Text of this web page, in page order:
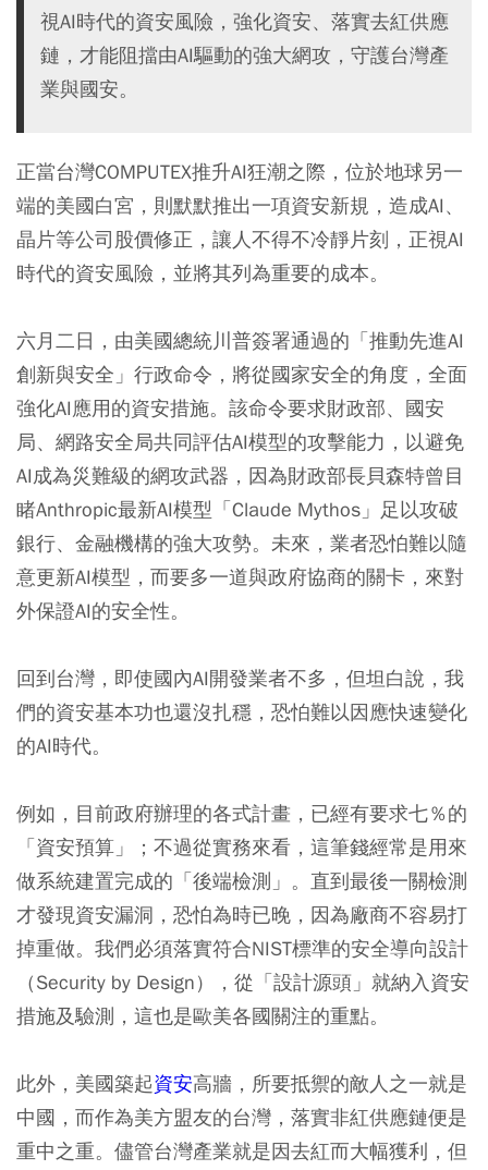
視AI時代的資安風險，強化資安、落實去紅供應
鏈，才能阻擋由AI驅動的強大網攻，守護台灣產
業與國安。
正當台灣COMPUTEX推升AI狂潮之際，位於地球另一
端的美國白宮，則默默推出一項資安新規，造成AI、
晶片等公司股價修正，讓人不得不冷靜片刻，正視AI
時代的資安風險，並將其列為重要的成本。
六月二日，由美國總統川普簽署通過的「推動先進AI
創新與安全」行政命令，將從國家安全的角度，全面
強化AI應用的資安措施。該命令要求財政部、國安
局、網路安全局共同評估AI模型的攻擊能力，以避免
AI成為災難級的網攻武器，因為財政部長貝森特曾目
睹Anthropic最新AI模型「Claude Mythos」足以攻破
銀行、金融機構的強大攻勢。未來，業者恐怕難以隨
意更新AI模型，而要多一道與政府協商的關卡，來對
外保證AI的安全性。
回到台灣，即使國內AI開發業者不多，但坦白說，我
們的資安基本功也還沒扎穩，恐怕難以因應快速變化
的AI時代。
例如，目前政府辦理的各式計畫，已經有要求七％的
「資安預算」；不過從實務來看，這筆錢經常是用來
做系統建置完成的「後端檢測」。直到最後一關檢測
才發現資安漏洞，恐怕為時已晚，因為廠商不容易打
掉重做。我們必須落實符合NIST標準的安全導向設計
（Security by Design），從「設計源頭」就納入資安
措施及驗測，這也是歐美各國關注的重點。
此外，美國築起資安高牆，所要抵禦的敵人之一就是
中國，而作為美方盟友的台灣，落實非紅供應鏈便是
重中之重。儘管台灣產業就是因去紅而大幅獲利，但